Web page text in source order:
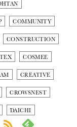
COMMUNITY
CONSTRUCTION
COSMEE
CREATIVE
CROWSNEST
DAICHI